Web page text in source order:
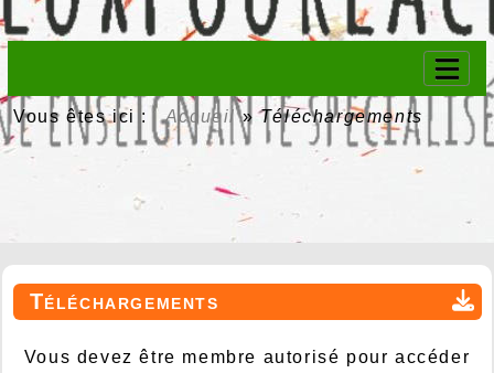
Vous êtes ici :Accueil»Téléchargements
Téléchargements
Vous devez être membre autorisé pour accéder